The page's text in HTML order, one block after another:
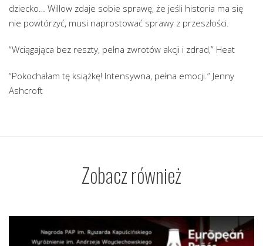
dziecko… Willow zdaje sobie sprawę, że jeśli historia ma się
nie powtórzyć, musi naprostować sprawy z przeszłości.
“Wciągająca bez reszty, pełna zwrotów akcji i zdrad,” Heat
“Pokochałam tę książkę! Intensywna, pełna emocji.” Jenny
Ashcroft
Zobacz również